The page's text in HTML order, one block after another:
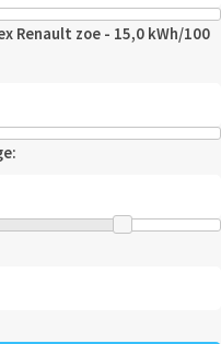
Renault zoe - 15,0 kWh/100